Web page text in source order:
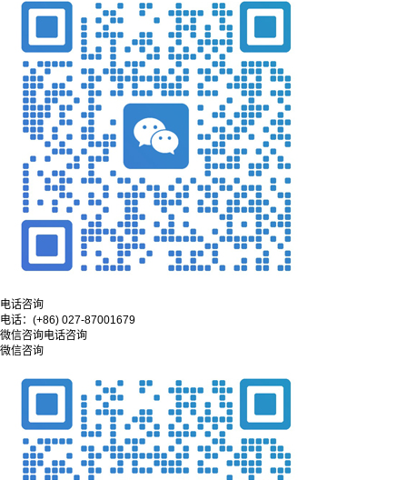
电话咨询
电话： (+86) 027-87001679
微信咨询电话咨询
微信咨询